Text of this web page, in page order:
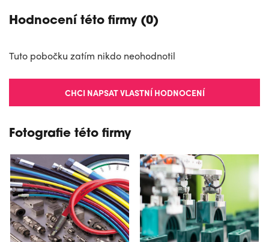
Hodnocení této firmy (0)
Tuto pobočku zatím nikdo neohodnotil
CHCI NAPSAT VLASTNÍ HODNOCENÍ
Fotografie této firmy